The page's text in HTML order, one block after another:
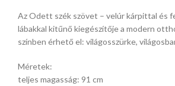
Az Odett szék szövet – velúr kárpittal és
lábakkal kitűnő kiegészítője a modern
színben érhető el: világosszürke,
Méretek:
teljes magasság: 91 cm